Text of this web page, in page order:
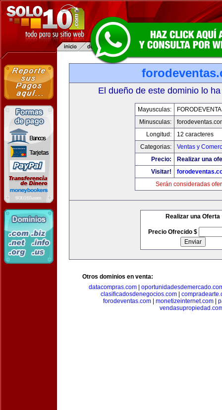
El dueño de este dominio lo
Mayusculas:
Minusculas:
Longitud:
12 caracteres
Categorias:
Ventas y
Precio:
Realizar una
Visitar!
Serán consideradas
Realizar una Oferta
Precio Ofrecido $
Otros dominios en venta:
datacompras.com
clasificadosdenegocios.com|
forodeventas.com| monetizeinternet.com|